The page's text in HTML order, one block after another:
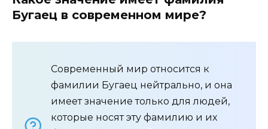
Бугаец в современном мире?
Современный мир относится к
фамилии Бугаец нейтрально, и она
имеет значение только для людей,
которые носят эту фамилию и их